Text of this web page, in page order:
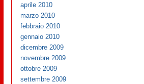
aprile 2010
marzo 2010
febbraio 2010
gennaio 2010
dicembre 2009
novembre 2009
ottobre 2009
settembre 2009